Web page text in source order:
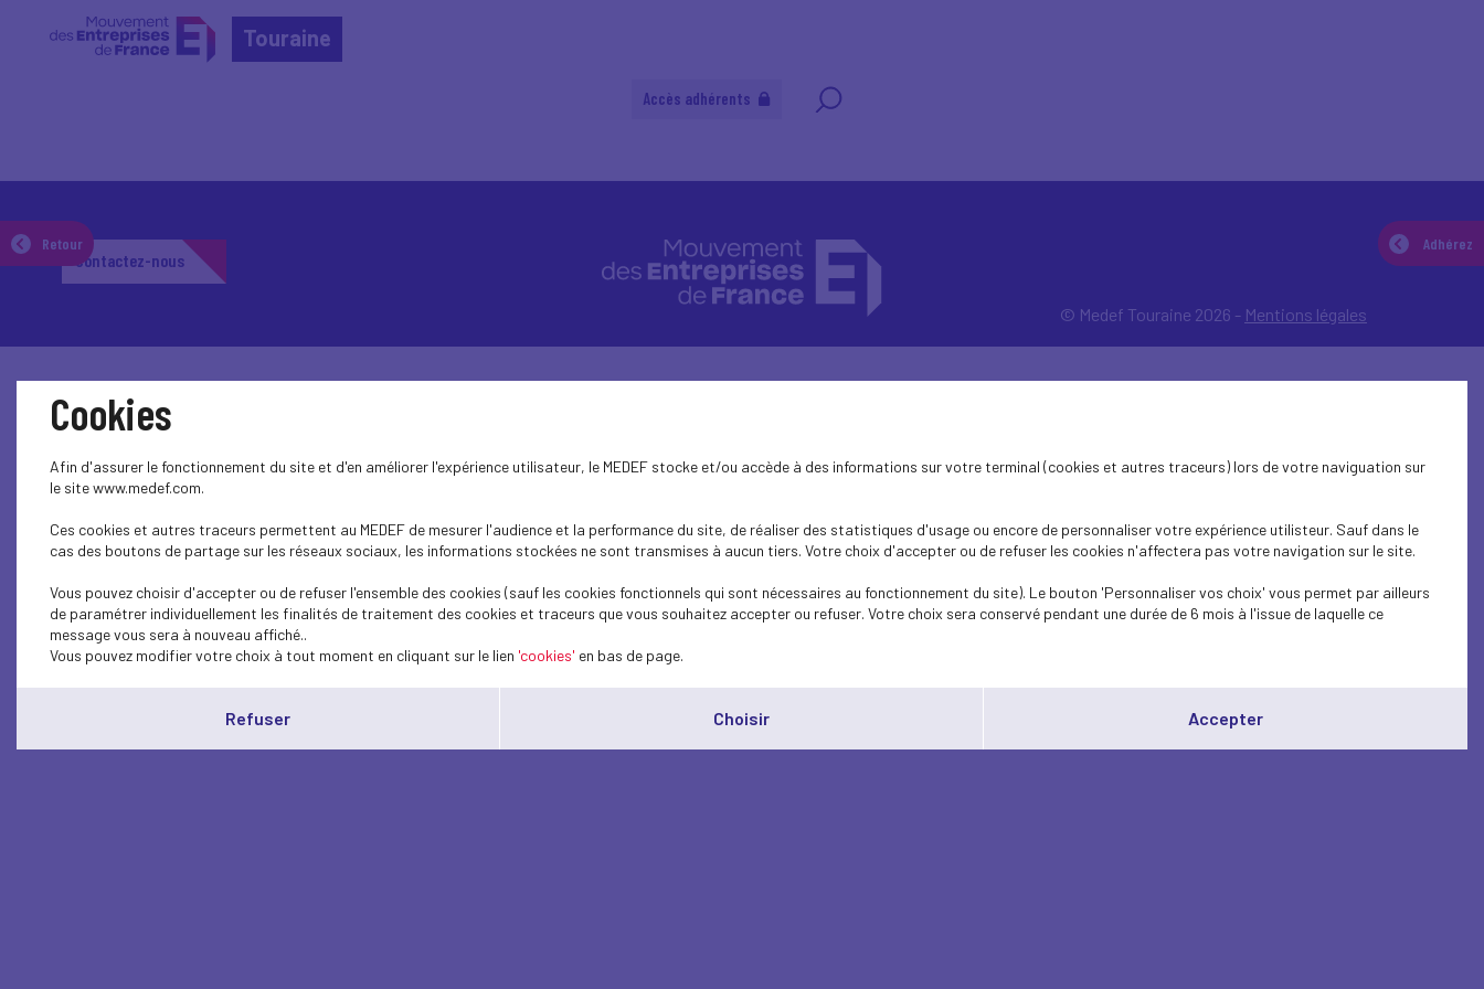
Touraine
Accès adhérents
Retour Adhérez
Contactez-nous
© Medef Touraine 2026 - Mentions légales
Cookies
Afin d'assurer le fonctionnement du site et d'en améliorer l'expérience utilisateur, le MEDEF stocke et/ou accède à des informations sur votre terminal (cookies et autres traceurs) lors de votre naviguation sur
le site www.medef.com.
Ces cookies et autres traceurs permettent au MEDEF de mesurer l'audience et la performance du site, de réaliser des statistiques d'usage ou encore de personnaliser votre expérience utilisteur. Sauf dans le
cas des boutons de partage sur les réseaux sociaux, les informations stockées ne sont transmises à aucun tiers. Votre choix d'accepter ou de refuser les cookies n'affectera pas votre navigation sur le site.
Vous pouvez choisir d'accepter ou de refuser l'ensemble des cookies (sauf les cookies fonctionnels qui sont nécessaires au fonctionnement du site). Le bouton 'Personnaliser vos choix' vous permet par ailleurs
de paramétrer individuellement les finalités de traitement des cookies et traceurs que vous souhaitez accepter ou refuser. Votre choix sera conservé pendant une durée de 6 mois à l'issue de laquelle ce
message vous sera à nouveau affiché..
Vous pouvez modifier votre choix à tout moment en cliquant sur le lien 'cookies' en bas de page.
Refuser Choisir Accepter